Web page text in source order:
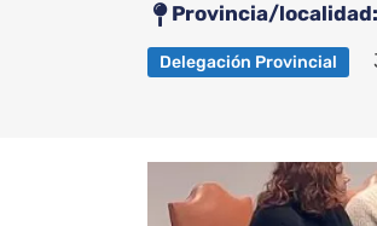
Provincia/localidad
Delegación Provincial